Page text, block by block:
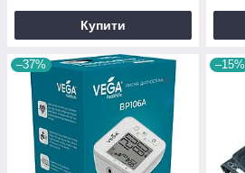
Купити
–37% –15%